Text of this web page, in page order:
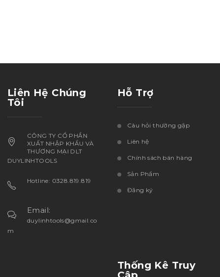
Liên Hệ Chúng
Tôi
CÔNG TY CỔ PHẦN
XUẤT NHẬP KHẨU VÀ
THƯƠNG MẠI DLT
DUYLINHTOOLS
Hotline: 0328.819.819
Email:
duylinhtools@gmail.co
m
Hỗ Trợ
Câu hỏi thường gặp
Liên hệ
Chính sách bán hàng
Sản Phẩm
Đăng ký
Thống Kê Truy